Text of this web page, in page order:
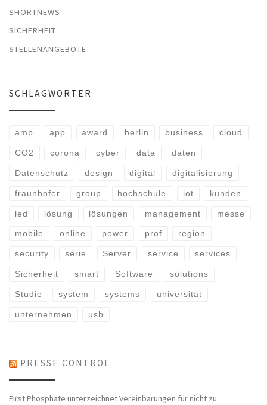
SHORTNEWS
SICHERHEIT
STELLENANGEBOTE
SCHLAGWÖRTER
amp app award berlin business cloud
CO2 corona cyber data daten
Datenschutz design digital digitalisierung
fraunhofer group hochschule iot kunden
led lösung lösungen management messe
mobile online power prof region
security serie Server service services
Sicherheit smart Software solutions
Studie system systems universität
unternehmen usb
PRESSE CONTROL
First Phosphate unterzeichnet Vereinbarungen für nicht zu